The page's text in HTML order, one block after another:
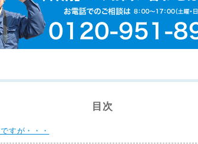
目次
すが・・・